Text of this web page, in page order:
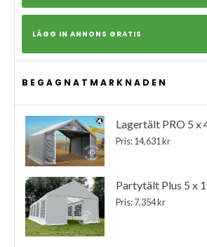
LÄGG IN ANNONS GRATIS
BEGAGNATMARKNADEN
Lagertält PRO 5 x
Pris: 14,631 kr
Partytält Plus 5 x
Pris: 7,354 kr